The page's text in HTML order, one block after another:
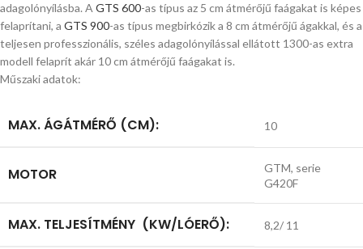
adagolónyílásba. A GTS 600-as típus az 5 cm átmérőjű faágakat is képes
felaprítani, a GTS 900-as típus megbirkózik a 8 cm átmérőjű ágakkal, és a
teljesen professzionális, széles adagolónyílással ellátott 1300-as extra
modell felaprít akár 10 cm átmérőjű faágakat is.
Műszaki adatok:
MAX. ÁGÁTMÉRŐ (CM): 10
MOTOR
GTM, serie
G420F
MAX. TELJESÍTMÉNY (KW/LÓERŐ): 8,2/ 11